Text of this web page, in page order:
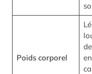
Poids corporel